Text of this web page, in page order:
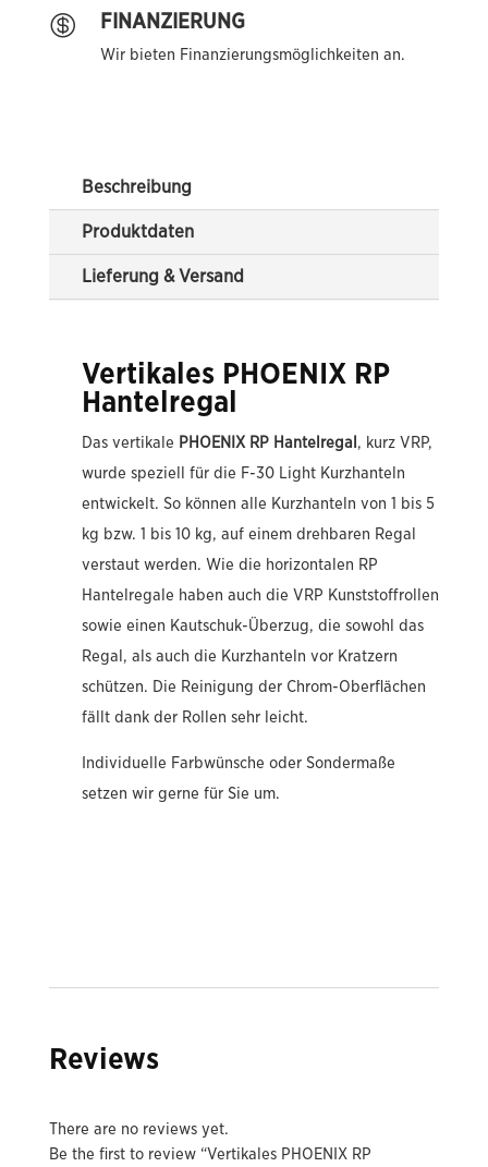
 FINANZIERUNG
Wir bieten Finanzierungsmöglichkeiten an.
Beschreibung
Produktdaten
Lieferung & Versand
Vertikales PHOENIX RP
Hantelregal
Das vertikale PHOENIX RP Hantelregal , kurz VRP,
wurde speziell für die F-30 Light Kurzhanteln
entwickelt. So können alle Kurzhanteln von 1 bis 5
kg bzw. 1 bis 10 kg, auf einem drehbaren Regal
verstaut werden. Wie die horizontalen RP
Hantelregale haben auch die VRP Kunststoffrollen
sowie einen Kautschuk-Überzug, die sowohl das
Regal, als auch die Kurzhanteln vor Kratzern
schützen. Die Reinigung der Chrom-Oberflächen
fällt dank der Rollen sehr leicht.
Individuelle Farbwünsche oder Sondermaße
setzen wir gerne für Sie um.
Reviews
There are no reviews yet.
Be the first to review “Vertikales PHOENIX RP